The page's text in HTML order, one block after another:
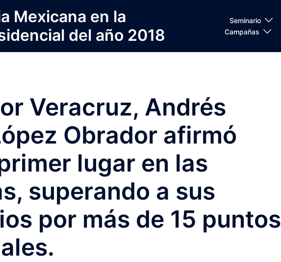
Mexicana en la
del año 2018
Seminario
Campañas
Veracruz, Andrés
Obrador afirmó
lugar en las
superando a sus
por más de 15 puntos